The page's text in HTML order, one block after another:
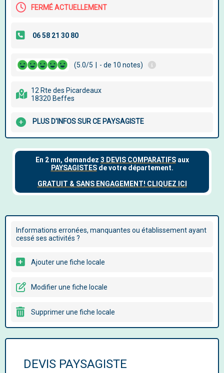
FERMÉ ACTUELLEMENT
(5.0/5 - de 10 notes)
12 Rte des Picardeaux
18320 Beffes
PLUS D'INFOS SUR CE PAYSAGISTE
Informations erronées, manquantes ou établissement ayant
cessé ses activités ?
Ajouter une fiche locale
Modifier une fiche locale
Supprimer une fiche locale
DEVIS PAYSAGISTE